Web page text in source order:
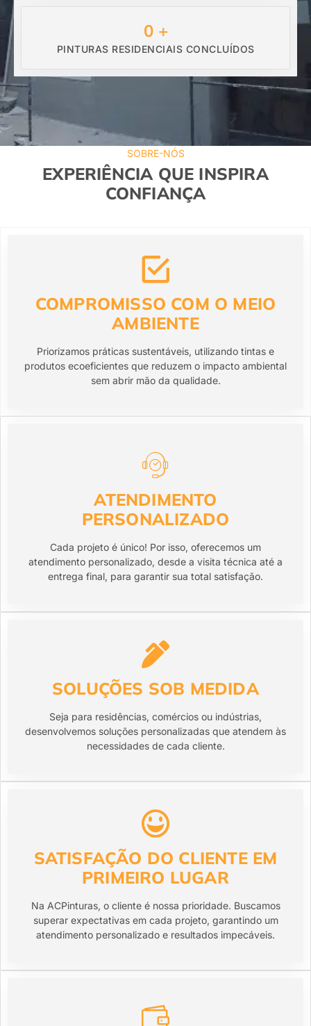
0+
PINTURAS RESIDENCIAIS CONCLUÍDOS
SOBRE-NÓS
EXPERIÊNCIA QUE INSPIRA
CONFIANÇA
COMPROMISSO COM O MEIO
AMBIENTE
Priorizamos práticas sustentáveis, utilizando tintas e
produtos ecoeficientes que reduzem o impacto ambiental
sem abrir mão da qualidade.
ATENDIMENTO
PERSONALIZADO
Cada projeto é único! Por isso, oferecemos um
atendimento personalizado, desde a visita técnica até a
entrega final, para garantir sua total satisfação.
SOLUÇÕES SOB MEDIDA
Seja para residências, comércios ou indústrias,
desenvolvemos soluções personalizadas que atendem às
necessidades de cada cliente.
SATISFAÇÃO DO CLIENTE EM
PRIMEIRO LUGAR
Na ACPinturas, o cliente é nossa prioridade. Buscamos
superar expectativas em cada projeto, garantindo um
atendimento personalizado e resultados impecáveis.